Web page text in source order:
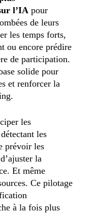
l’IA pour
de leurs
les temps forts,
ou encore prédire
de participation.
solide pour
et renforcer la
les
les
prévoir les
la
Et même
Ce pilotage
à la fois plus